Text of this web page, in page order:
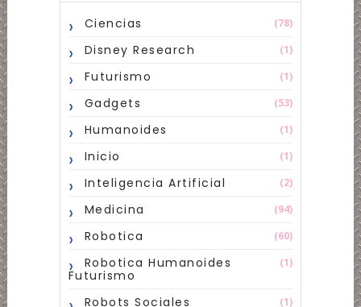
Ciencias (78)
Disney Research (1)
Futurismo (1)
Gadgets (53)
Humanoides (1)
Inicio (1)
Inteligencia Artificial (2)
Medicina (94)
Robotica (60)
Robotica Humanoides
Futurismo
(1)
Robots Sociales (1)